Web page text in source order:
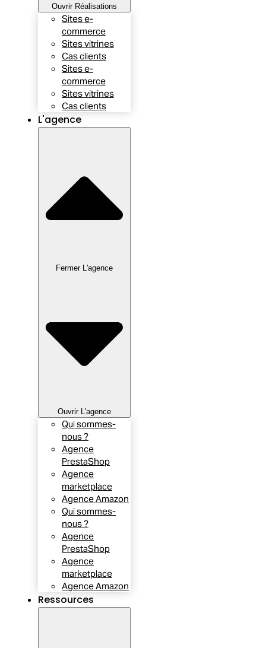
Ouvrir Réalisations
Sites e-
commerce
Sites vitrines
Cas clients
Sites e-
commerce
Sites vitrines
Cas clients
L'agence
Fermer L'agence
Ouvrir L'agence
Qui sommes-
nous ?
Agence
PrestaShop
Agence
marketplace
Agence Amazon
Qui sommes-
nous ?
Agence
PrestaShop
Agence
marketplace
Agence Amazon
Ressources